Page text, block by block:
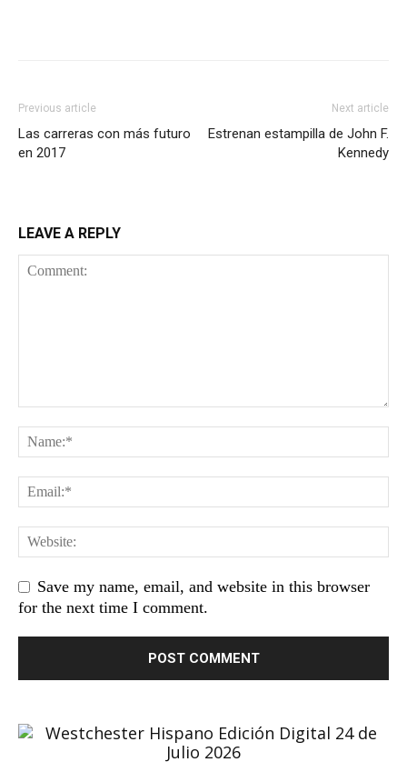
Previous article
Las carreras con más futuro
en 2017
Next article
Estrenan estampilla de John F.
Kennedy
LEAVE A REPLY
Save my name, email, and website in this browser
for the next time I comment.